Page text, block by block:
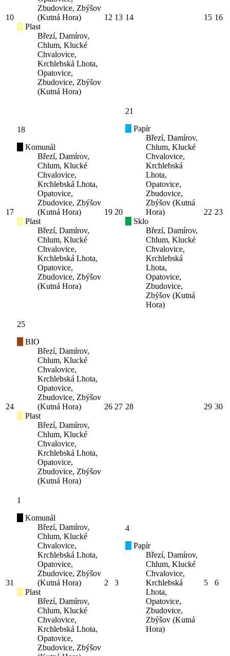
10
Zbudovice, Zbýšov
(Kutná Hora)
Plast
Březí, Damírov,
Chlum, Klucké
Chvalovice,
Krchlebská Lhota,
Opatovice,
Zbudovice, Zbýšov
(Kutná Hora)
12 13 14 15 16
17
18
Komunál
Březí, Damírov,
Chlum, Klucké
Chvalovice,
Krchlebská Lhota,
Opatovice,
Zbudovice, Zbýšov
(Kutná Hora)
Plast
Březí, Damírov,
Chlum, Klucké
Chvalovice,
Krchlebská Lhota,
Opatovice,
Zbudovice, Zbýšov
(Kutná Hora)
19 20
21
Papír
Březí, Damírov,
Chlum, Klucké
Chvalovice,
Krchlebská
Lhota,
Opatovice,
Zbudovice,
Zbýšov (Kutná
Hora)
Sklo
Březí, Damírov,
Chlum, Klucké
Chvalovice,
Krchlebská
Lhota,
Opatovice,
Zbudovice,
Zbýšov (Kutná
Hora)
22 23
24
25
BIO
Březí, Damírov,
Chlum, Klucké
Chvalovice,
Krchlebská Lhota,
Opatovice,
Zbudovice, Zbýšov
(Kutná Hora)
Plast
Březí, Damírov,
Chlum, Klucké
Chvalovice,
Krchlebská Lhota,
Opatovice,
Zbudovice, Zbýšov
(Kutná Hora)
26 27 28 29 30
31
1
Komunál
Březí, Damírov,
Chlum, Klucké
Chvalovice,
Krchlebská Lhota,
Opatovice,
Zbudovice, Zbýšov
(Kutná Hora)
Plast
Březí, Damírov,
Chlum, Klucké
Chvalovice,
Krchlebská Lhota,
Opatovice,
Zbudovice, Zbýšov
2 3
4
Papír
Březí, Damírov,
Chlum, Klucké
Chvalovice,
Krchlebská
Lhota,
Opatovice,
Zbudovice,
Zbýšov (Kutná
Hora)
5 6